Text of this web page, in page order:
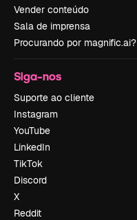
Vender conteúdo
Sala de imprensa
Procurando por magnific.ai?
Siga-nos
Suporte ao cliente
Instagram
YouTube
LinkedIn
TikTok
Discord
X
Reddit